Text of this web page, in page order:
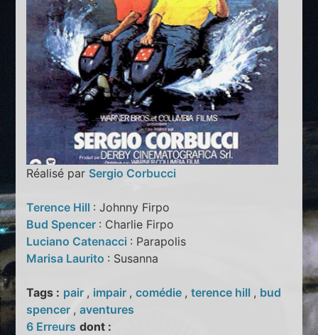
Réalisé par Sergio Corbucci
Terence Hill : Johnny Firpo
Bud Spencer : Charlie Firpo
Luciano Catenacci : Parapolis
Marisa Laurito : Susanna
Tags : pair , impair ,comédie ,terence hill , bud
spencer ,aventures
6 Erreurs dont :